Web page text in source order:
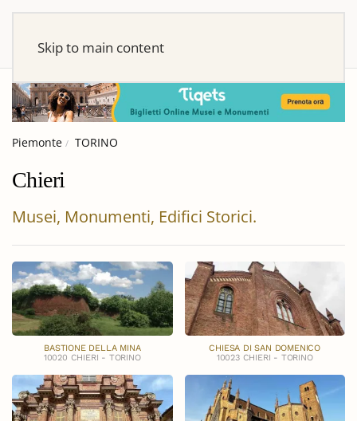
Skip to main content
Piemonte TORINO
Chieri
Musei, Monumenti, Edifici Storici.
BASTIONE DELLA MINA
10020 CHIERI - TORINO
CHIESA DI SAN DOMENICO
10023 CHIERI - TORINO